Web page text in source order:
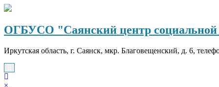
Перейти
содержимому
ОГБУСО "Саянский центр социальной
Иркутская область, г. Саянск, мкр. Благовещенский, д. 6,
×